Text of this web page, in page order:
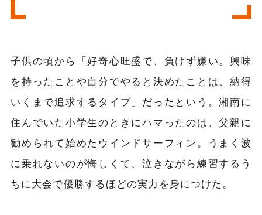
子供の頃から「好奇心旺盛で、負けず嫌い。興味
を持ったことや自分でやると決めたことは、納得
いくまで追求するタイプ」だったという。湘南に
住んでいた小学生のときにハマったのは、父親に
勧められて始めたウインドサーフィン。うまく波
に乗れないのが悔しくて、泣きながら練習するう
ちに大会で優勝するほどの実力を身につけた。